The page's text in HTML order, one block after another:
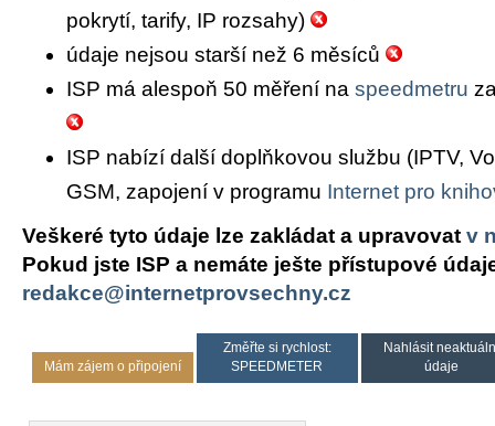
pokrytí, tarify, IP rozsahy)
údaje nejsou starší než 6 měsíců
ISP má alespoň 50 měření na speedmetru
ISP nabízí další doplňkovou službu (IPTV,
GSM, zapojení v programu Internet pro
Veškeré tyto údaje lze zakládat a upravovat v
Pokud jste ISP a nemáte ješte přístupové
redakce@internetprovsechny.cz
Mám zájem o připojení
Změřte si rychlost:
SPEEDMETER
Nahlásit
údaje